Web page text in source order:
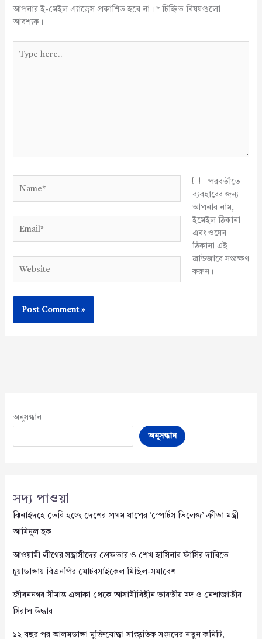
আপনার ই-মেইল এ্যাড্রেস প্রকাশিত হবে না। *চিহ্নিত বিষয়গুলো
আবশ্যক।
here..
পরবর্তীতে
ব্যবহারের জন্য
আপনার নাম,
ইমেইল ঠিকানা
এবং ওয়েব
ঠিকানা এই
ব্রাউজারে সংরক্ষণ
করুন।
অনুসন্ধান
অনুসন্ধান
সদ্য পাওয়া
ঝিনাইদহে তৈরি হচ্ছে দেশের প্রথম ধাপের ‘স্পোর্টস ভিলেজ’ ক্রীড়া মন্ত্রী
আমিনুল হক
আওয়ামী লীগের সন্ত্রাসীদের গ্রেফতার ও শেখ হাসিনার ফাঁসির দাবিতে
চুয়াডাঙ্গায় বিএনপির মোটরসাইকেল মিছিল-সমাবেশ
জীবননগর সীমান্ত এলাকা থেকে আসামীবিহীন ভারতীয় মদ ও নেশাজাতীয়
সিরাপ উদ্ধার
১২ বছর পর আলমডাঙ্গা মুক্তিযোদ্ধা সাংস্কৃতিক সংসদের নতুন কমিটি,